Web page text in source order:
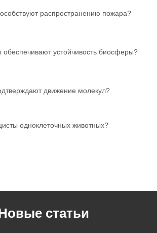
распространению пожара?
устойчивость биосферы?
движение молекул?
одноклеточных животных?
статьи